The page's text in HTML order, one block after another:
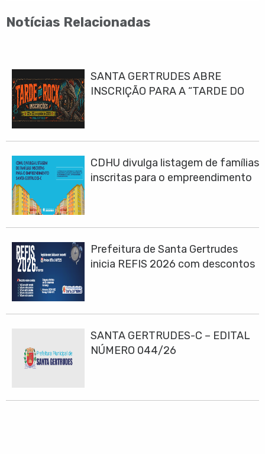
Notícias Relacionadas
SANTA GERTRUDES ABRE
INSCRIÇÃO PARA A “TARDE DO
CDHU divulga listagem de famílias
inscritas para o empreendimento
Prefeitura de Santa Gertrudes
inicia REFIS 2026 com descontos
SANTA GERTRUDES-C – EDITAL
NÚMERO 044/26